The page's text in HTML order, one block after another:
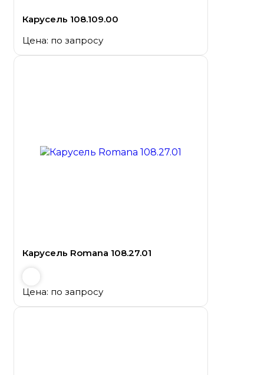
Карусель 108.109.00
Цена: по запросу
Карусель Romana 108.27.01
Цена: по запросу